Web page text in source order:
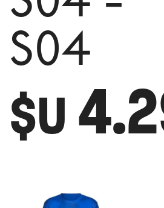
S04
$U